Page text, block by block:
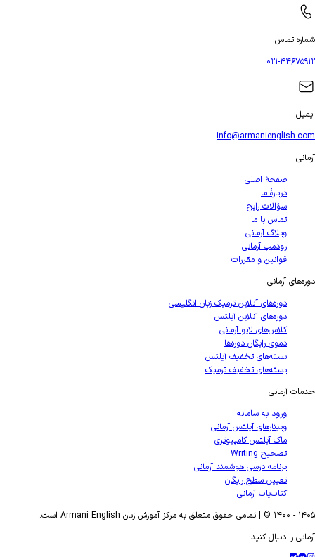
تماس:
:
صفحهٔ اصلی
دربارهٔ ما
سؤالات رایج
تماس با ما
وبلاگ آرمانی
رودمپ آرمانی
قوانین و مقررات
آرمانی
دوره‌های آنلاین ترمیک زبان انگلیسی
دوره‌های آنلاین آیلتس
کلاس‌های لایو آرمانی
دموی رایگان دوره‌ها
بسته‌های تخفیف آیلتس
بسته‌های تخفیف ترمیک
آرمانی
ورود به سامانه
وبینارهای آیلتس آرمانی
ماک آیلتس کامپیوتری
تصحیح Writing
برنامه درسی هوشمند آرمانی
تعیین سطح رایگان
کتاب‌یاب آرمانی
- ۱۴۰۰ © | تمامی حقوق متعلق به مرکز آموزش زبان Armani English است.
را دنبال کنید: